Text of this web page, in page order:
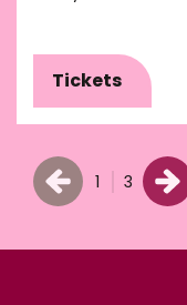
Tickets
1 3